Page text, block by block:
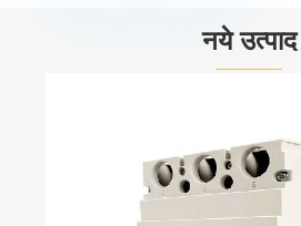
नये उत्पाद